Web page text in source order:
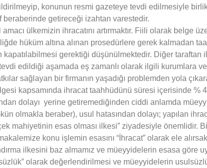
konunun resmi gazeteye tevdi edilmesiyle
beraberinde getireceği izahtan varestedir.
ülkemizin ihracatını artırmaktır. Fiili olarak belge
hüküm altına alınan prosedürlere gerek kalmadan
gerektiği düşünülmektedir. Diğer taraftan
edildiği aşamada eş zamanlı olarak ilgili kurumlara
sağlayan bir firmanın yaşadığı problemden yola
kapsamında ihracat taahhüdünü süresi içerisinde
dolayı yerine getiremediğinden ciddi anlamda
olmakla beraber), usul hatasından dolayı; yapılan
mahiyetinin esas olması ilkesi” ziyadesiyle önemlidir.
konu işlemin esasını “İhracat” olarak ele
ilkesini baz almamız ve müeyyidelerin esasa göre
olarak değerlendirilmesi ve müeyyidelerin